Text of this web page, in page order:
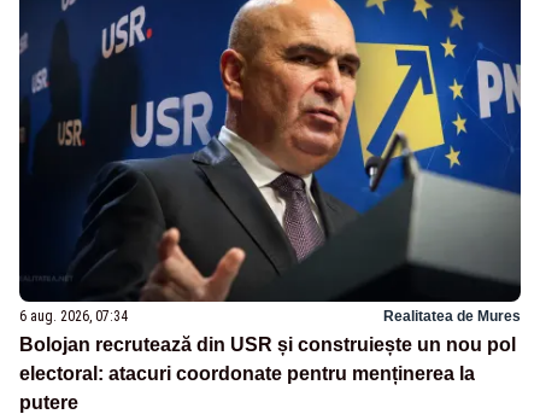
6 aug. 2026, 07:34 Realitatea de Mures
Bolojan recrutează din USR și construiește un nou pol
electoral: atacuri coordonate pentru menținerea la
putere